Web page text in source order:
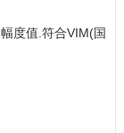
度值 符合VIM(国